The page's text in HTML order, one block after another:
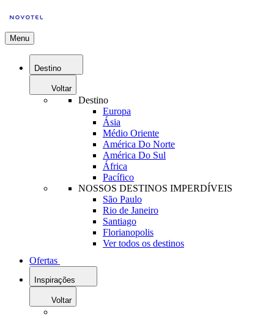
Menu
Destino
Voltar
Destino
Europa
Ásia
Médio Oriente
América Do Norte
América Do Sul
África
Pacífico
NOSSOS DESTINOS IMPERDÍVEIS
São Paulo
Rio de Janeiro
Santiago
Florianopolis
Ver todos os destinos
Ofertas
Inspirações
Voltar